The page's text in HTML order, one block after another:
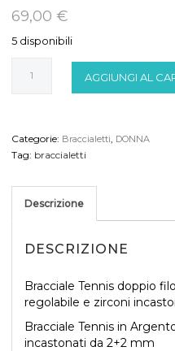
69,00 €
5 disponibili
Tennis
Argento
rodiato
zirconi
quantità
AGGIUNGI AL
Categorie: Braccialetti DONNA
Tag: braccialetti
Descrizione
DESCRIZIONE
Bracciale Tennis doppio
regolabile e zirconi
Bracciale Tennis in
incastonati da 2+2 mm